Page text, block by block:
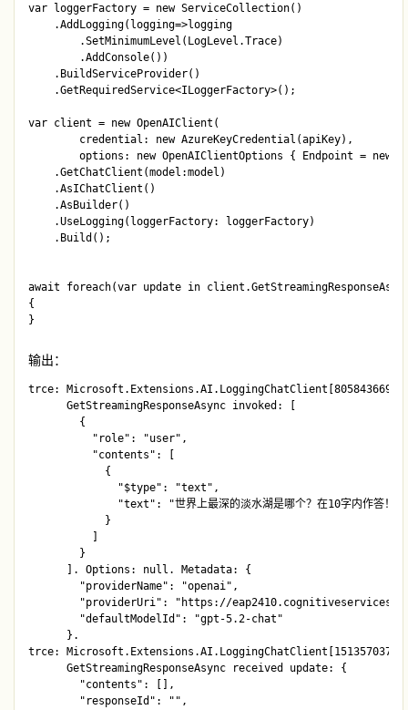
var loggerFactory = new ServiceCollection()
    .AddLogging(logging=>logging
        .SetMinimumLevel(LogLevel.Trace)
        .AddConsole())
    .BuildServiceProvider()
    .GetRequiredService<ILoggerFactory>();
var client = new OpenAIClient(
        credential: new AzureKeyCredential(apiKey),
options: new OpenAIClientOptions { Endpoint = new
    .GetChatClient(model:model)
    .AsIChatClient()
    .AsBuilder()
    .UseLogging(loggerFactory: loggerFactory)
    .Build();
await foreach(var update in client.GetStreamingResponseAsync("
{
输出：
trce: Microsoft.Extensions.AI.LoggingChatClient[805843669]
      GetStreamingResponseAsync invoked: [
        {
          "role": "user",
          "contents": [
            {
              "$type": "text",
              "text": "世界上最深的淡水湖是哪个？在10字内作答！"
            }
        }
      ]. Options: null. Metadata: {
        "providerName": "openai",
"providerUri": "https://
        "defaultModelId": "gpt-5.2-chat"
      }.
trce: Microsoft.Extensions.AI.LoggingChatClient[1513570378]
      GetStreamingResponseAsync received update: {
        "contents": [],
        "responseId": "",